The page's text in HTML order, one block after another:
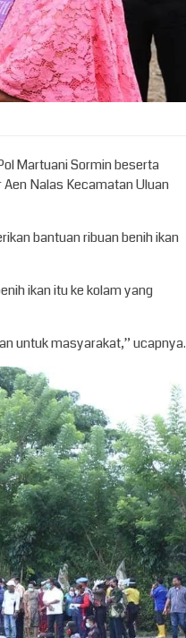
Martuani Sormin beserta
Nalas Kecamatan Uluan
bantuan ribuan benih ikan
ikan itu ke kolam yang
untuk masyarakat,” ucapnya.